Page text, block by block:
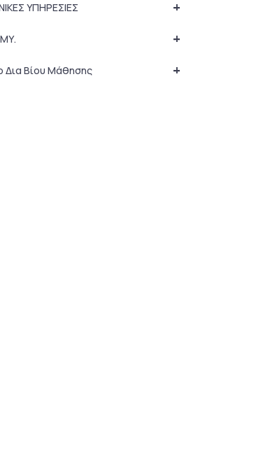
+
ΥΠΗΡΕΣΙΕΣ
+
+
Δια Βίου Μάθησης